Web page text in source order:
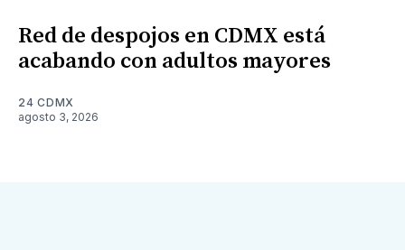
Red de despojos en CDMX está
acabando con adultos mayores
24 CDMX
agosto 3, 2026